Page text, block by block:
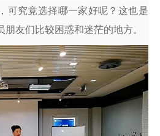
可究竟选择哪一家好呢？这也是
友们比较困惑和迷茫的地方。